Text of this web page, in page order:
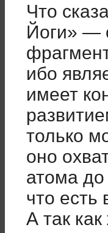
Что
Йоги» —
ибо
имеет
только
оно
атома до
что
А так